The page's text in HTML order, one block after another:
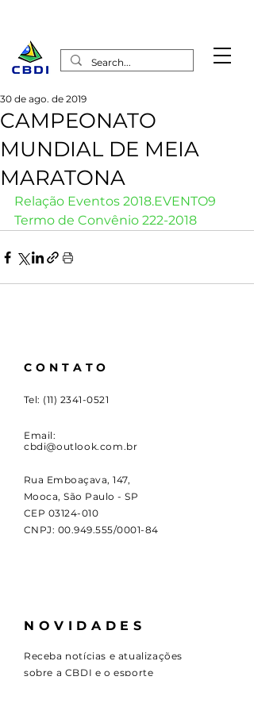
CAMPEONATO
MUNDIAL DE MEIA
MARATONA
30 de ago. de 2019
Relação Eventos 2018.EVENTO9
Termo de Convênio 222-2018
CONTATO
Tel: (11) 2341-0521
Email:
cbdi@outlook.com.br
Rua Emboaçava, 147,
Mooca, São Paulo - SP
CEP 03124-010
CNPJ: 00.949.555/0001-84
NOVIDADES
Receba notícias e atualizações
sobre a CBDI e o esporte